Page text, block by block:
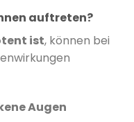
auftreten?
ist, können bei
Augen